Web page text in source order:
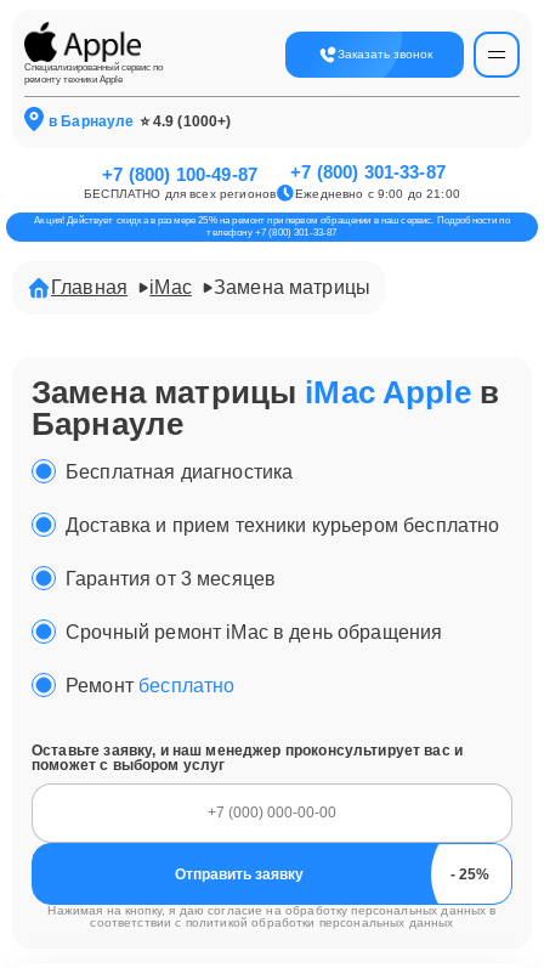
Специализированный сервис по
ремонту техники Apple
Заказать звонок
в Барнауле ⭐ 4.9 (1000+)
+7 (800) 100-49-87
БЕСПЛАТНО для всех регионов
+7 (800) 301-33-87
Ежедневно с 9:00 до 21:00
Акция! Действует скидка в размере 25% на ремонт при первом обращении в наш сервис. Подробности по
телефону +7 (800) 301-33-87
Главная iMac Замена матрицы
Замена матрицы iMac Appleв
Барнауле
Бесплатная диагностика
Доставка и прием техники курьером бесплатно
Гарантия от 3 месяцев
Срочный ремонт iMac в день обращения
Ремонт бесплатно
Оставьте заявку, и наш менеджер проконсультирует вас и
поможет с выбором услуг
Отправить заявку
Нажимая на кнопку, я даю согласие на обработку персональных данных в
соответствии с политикой обработки персональных данных